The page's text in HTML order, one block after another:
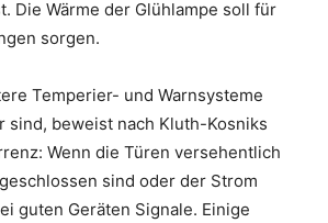
Die Wärme der Glühlampe soll für
sorgen.
Temperier- und Warnsysteme
sind, beweist nach Kluth-Kosniks
Wenn die Türen versehentlich
sind oder der Strom
guten Geräten Signale. Einige